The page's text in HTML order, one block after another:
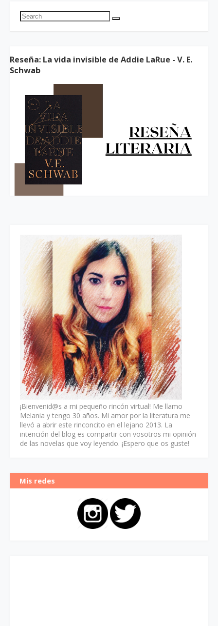
Reseña: La vida invisible de Addie LaRue - V. E.
Schwab
¡Bienvenid@s a mi pequeño rincón virtual! Me llamo
Melania y tengo 30 años. Mi amor por la literatura me
llevó a abrir este rinconcito en el lejano 2013. La
intención del blog es compartir con vosotros mi opinión
de las novelas que voy leyendo. ¡Espero que os guste!
Mis redes